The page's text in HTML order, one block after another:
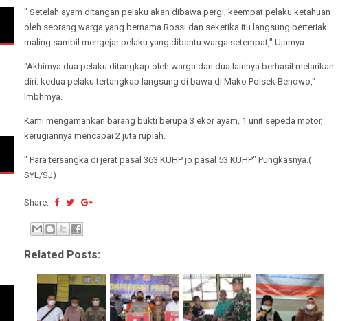
" Setelah ayam ditangan pelaku akan dibawa pergi, keempat pelaku ketahuan
oleh seorang warga yang bernama Rossi dan seketika itu langsung berteriak
maling sambil mengejar pelaku yang dibantu warga setempat," Ujarnya.
"Akhirnya dua pelaku ditangkap oleh warga dan dua lainnya berhasil melarikan
diri. kedua pelaku tertangkap langsung di bawa di Mako Polsek Benowo,"
Imbhmya.
Kami mengamankan barang bukti berupa 3 ekor ayam, 1 unit sepeda motor,
kerugiannya mencapai 2 juta rupiah.
" Para tersangka di jerat pasal 363 KUHP jo pasal 53 KUHP" Pungkasnya.(
SYL/SJ)
Share:
Related Posts: